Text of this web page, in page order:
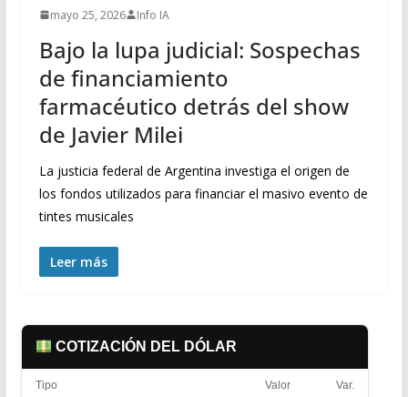
mayo 25, 2026 Info IA
Bajo la lupa judicial: Sospechas
de financiamiento
farmacéutico detrás del show
de Javier Milei
La justicia federal de Argentina investiga el origen de
los fondos utilizados para financiar el masivo evento de
tintes musicales
Leer más
COTIZACIÓN DEL DÓLAR
Tipo Valor Var.